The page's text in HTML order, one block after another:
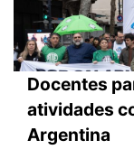
Docentes
atividades
Argentina